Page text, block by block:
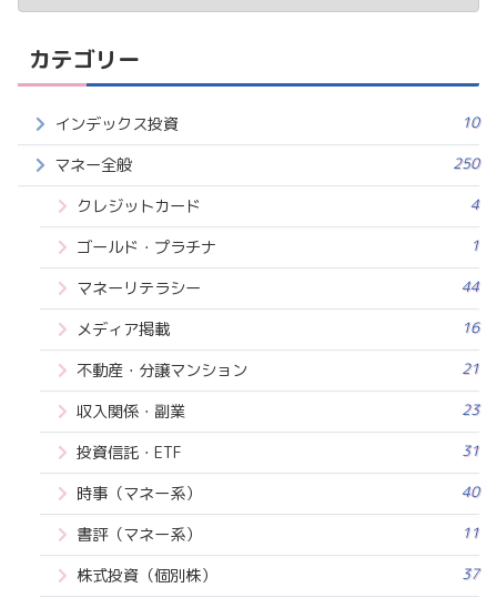
カテゴリー
インデックス投資 10
マネー全般 250
クレジットカード 4
ゴールド・プラチナ 1
マネーリテラシー 44
メディア掲載 16
不動産・分譲マンション 21
収入関係・副業 23
投資信託・ETF 31
時事（マネー系） 40
書評（マネー系） 11
株式投資（個別株） 37